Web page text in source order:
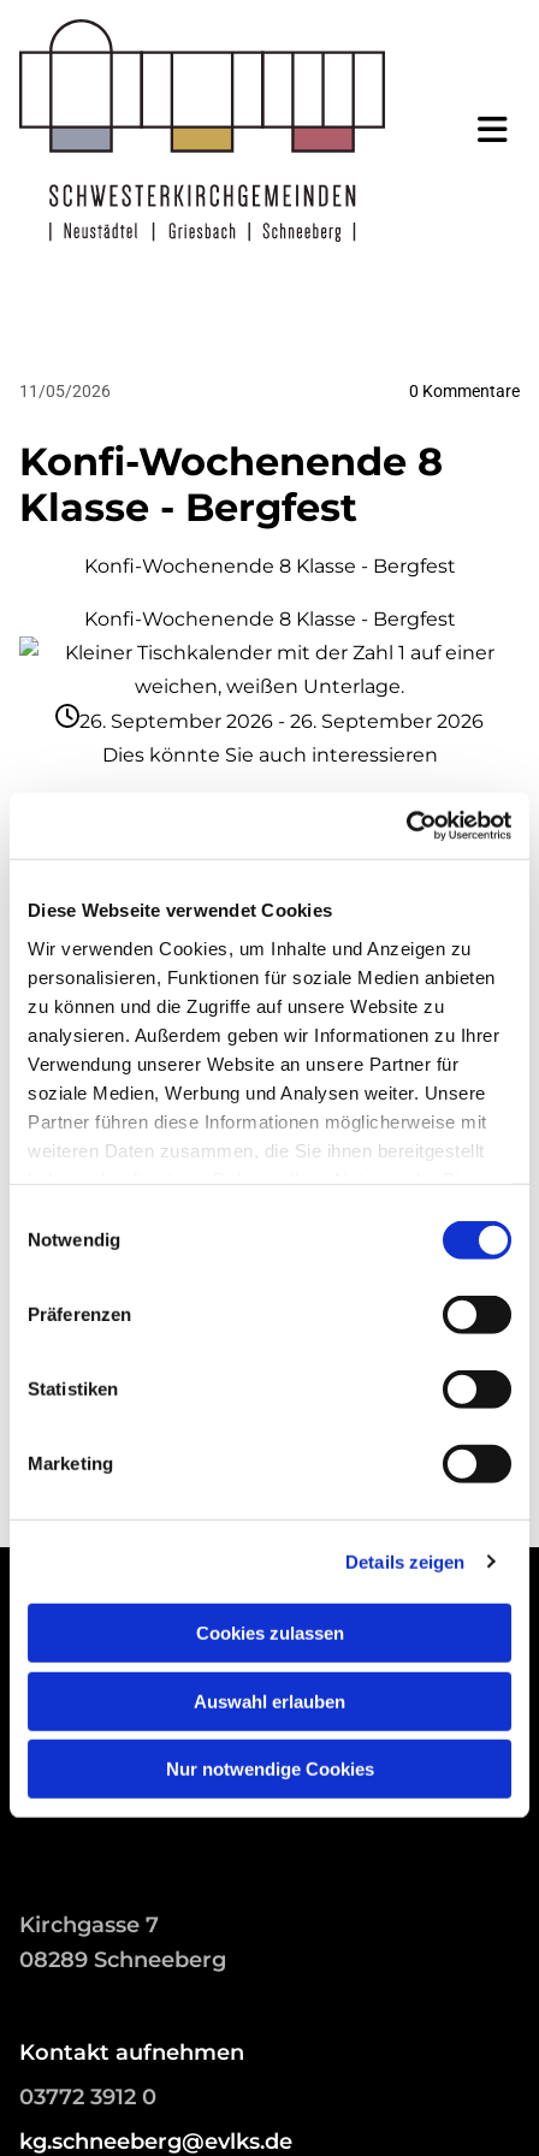
Diese Webseite verwendet Cookies
Wir verwenden Cookies, um Inhalte und Anzeigen zu
personalisieren, Funktionen für soziale Medien anbieten
zu können und die Zugriffe auf unsere Website zu
analysieren. Außerdem geben wir Informationen zu Ihrer
Verwendung unserer Website an unsere Partner für
soziale Medien, Werbung und Analysen weiter. Unsere
Partner führen diese Informationen möglicherweise mit
weiteren Daten zusammen, die Sie ihnen bereitgestellt
Notwendig
Präferenzen
Statistiken
Marketing
Details zeigen
Cookies zulassen
Auswahl erlauben
Nur notwendige Cookies
11/05/2026 0 Kommentare
Konfi-Wochenende 8
Klasse - Bergfest
Konfi-Wochenende 8 Klasse - Bergfest
Konfi-Wochenende 8 Klasse - Bergfest
26. September 2026 - 26. September 2026
Dies könnte Sie auch interessieren
Schwesterkirchverband Schneeberg
Kirchgasse 7
08289 Schneeberg
Kontakt aufnehmen
03772 3912 0
kg.schneeberg@evlks.de